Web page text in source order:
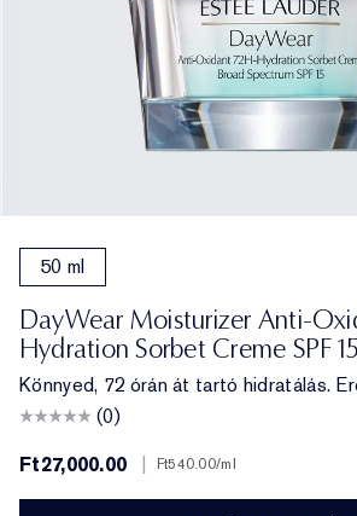
50 ml
DayWear Moisturizer Anti-
Hydration Sorbet Creme SPF 15
Könnyed, 72 órán át tartó hidratálás.
(0)
Ft27,000.00
Ft540.00/ml